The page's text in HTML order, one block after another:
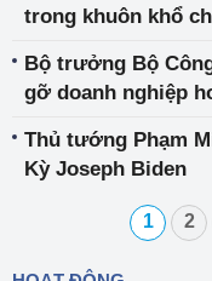
trong khuôn khổ
Bộ trưởng Bộ
gỡ doanh nghiệp
Thủ tướng Phạm
Kỳ Joseph Biden
1 2